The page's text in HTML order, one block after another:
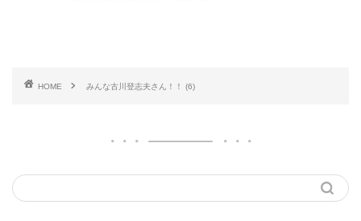
HOME みんな古川登志夫さん！！ (6)